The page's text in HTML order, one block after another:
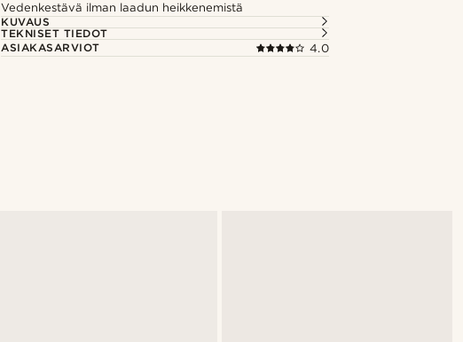
Vedenkestävä ilman laadun heikkenemistä
KUVAUS
TEKNISET TIEDOT
ASIAKASARVIOT
4.0